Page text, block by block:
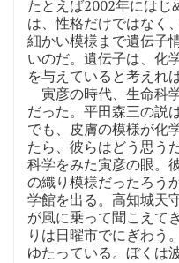
たとえば2002年にはじ
は、性格だけではなく
細かい模様まで遺伝子
いのだ。遺伝子は、化
を与えていると考えれ
寅彦の時代、生命科
だった。平田森三の説
でも、皮膚の模様が化
たら、彼らはどう思う
科学をみた寅彦の眼。
の織り模様だったろう
学館を出る。高知城天
が風に乗って聞こえて
りは日曜市でにぎわう
ゆたっている。ぼくは